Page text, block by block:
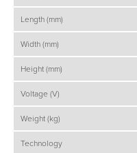
Length (mm)
Width (mm)
Height (mm)
Voltage (V)
Weight (kg)
Technology